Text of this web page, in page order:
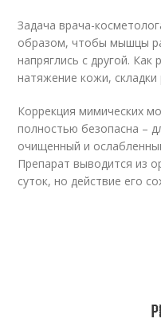
Задача врача-
образом, чтобы мышцы
напряглись с другой. Как
натяжение кожи, складки
Коррекция мимических
полностью безопасна –
очищенный и
Препарат выводится из
суток, но действие его